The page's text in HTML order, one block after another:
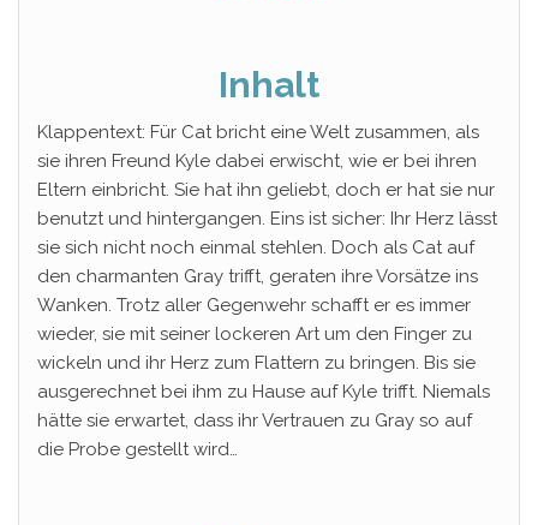
Inhalt
Klappentext: Für Cat bricht eine Welt zusammen, als
sie ihren Freund Kyle dabei erwischt, wie er bei ihren
Eltern einbricht. Sie hat ihn geliebt, doch er hat sie nur
benutzt und hintergangen. Eins ist sicher: Ihr Herz lässt
sie sich nicht noch einmal stehlen. Doch als Cat auf
den charmanten Gray trifft, geraten ihre Vorsätze ins
Wanken. Trotz aller Gegenwehr schafft er es immer
wieder, sie mit seiner lockeren Art um den Finger zu
wickeln und ihr Herz zum Flattern zu bringen. Bis sie
ausgerechnet bei ihm zu Hause auf Kyle trifft. Niemals
hätte sie erwartet, dass ihr Vertrauen zu Gray so auf
die Probe gestellt wird…